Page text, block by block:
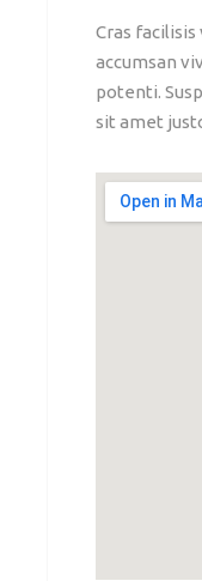
Cras
accumsan
potenti.
sit amet